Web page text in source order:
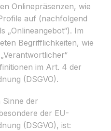
Onlinepräsenzen, wie
auf (nachfolgend
„Onlineangebot“). Im
Begrifflichkeiten, wie
im Art. 4 der
(DSGVO).
Sinne der
der EU-
(DSGVO), ist: